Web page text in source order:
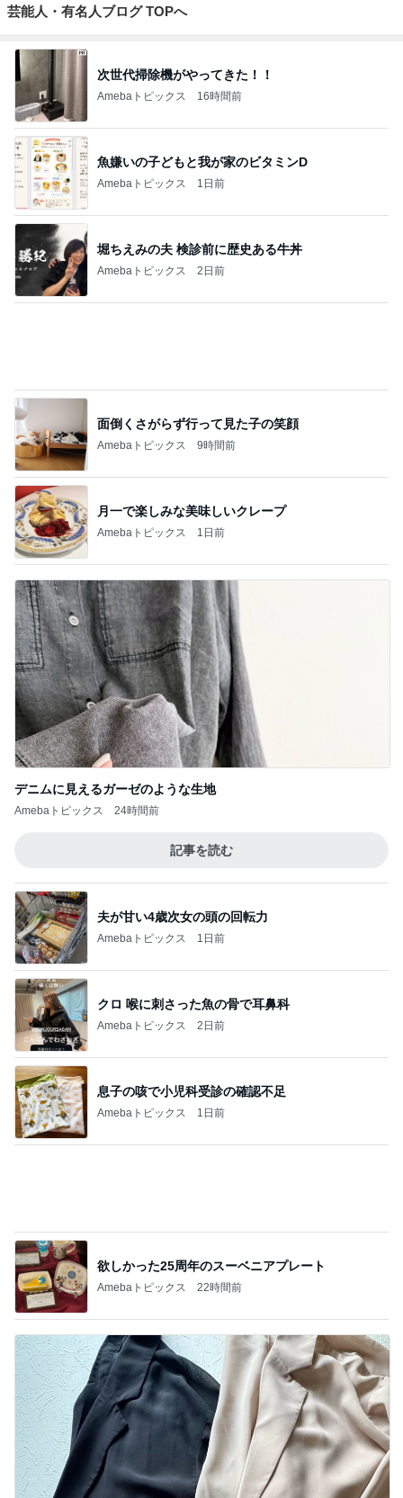
芸能人・有名人ブログ TOPへ
次世代掃除機がやってきた！！
Amebaトピックス 16時間前
魚嫌いの子どもと我が家のビタミンD
Amebaトピックス 1日前
堀ちえみの夫 検診前に歴史ある牛丼
Amebaトピックス 2日前
月一で楽しみな美味しいクレープ
Amebaトピックス 1日前
デニムに見えるガーゼのような生地
Amebaトピックス 24時間前
記事を読む
Amebaトピックス 1日前
クロ 喉に刺さった魚の骨で耳鼻科
Amebaトピックス 2日前
息子の咳で小児科受診の確認不足
Amebaトピックス 1日前
欲しかった25周年のスーベニアプレート
Amebaトピックス 22時間前
追加で購入したUVカットジャケット
Amebaトピックス 2日前
記事を読む